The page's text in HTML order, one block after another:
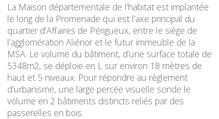
La Maison départementale de l’habitat est implantée
le long de la Promenade qui est l’axe principal du
quartier d’Affaires de Périgueux, entre le siège de
l’agglomération Aliénor et le futur immeuble de la
MSA. Le volume du bâtiment, d’une surface totale de
5348m2, se déploie en L sur environ 18 mètres de
haut et 5 niveaux. Pour répondre au règlement
d’urbanisme, une large percée visuelle scinde le
volume en 2 bâtiments distincts reliés par des
passerelles en bois.